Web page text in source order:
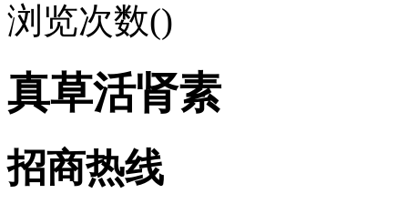
浏览次数()
真草活肾素
招商热线